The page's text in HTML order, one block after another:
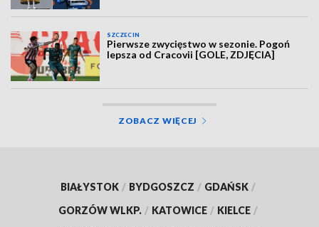
SZCZECIN
Pierwsze zwycięstwo w sezonie. Pogoń
lepsza od Cracovii [GOLE, ZDJĘCIA]
ZOBACZ WIĘCEJ
BIAŁYSTOK / BYDGOSZCZ / GDAŃSK /
GORZÓW WLKP. / KATOWICE / KIELCE /